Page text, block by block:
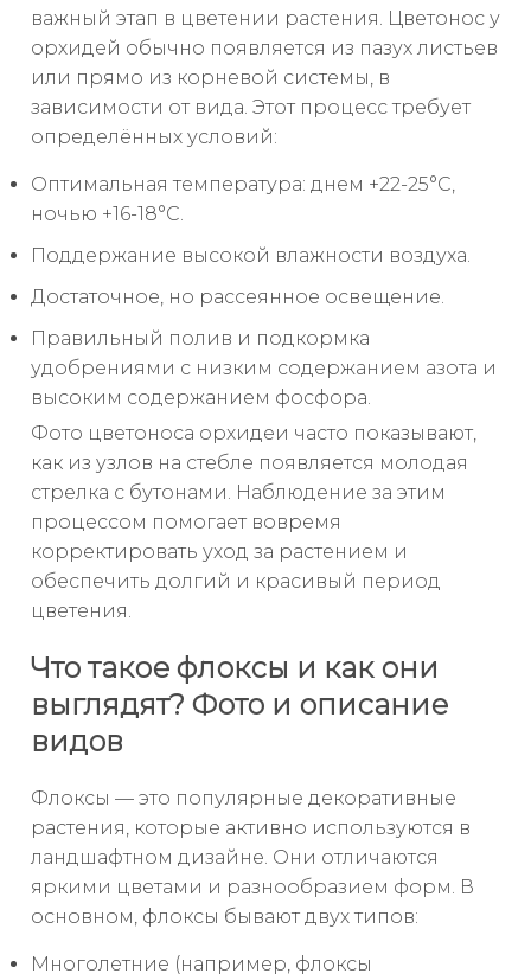
важный этап в цветении растения. Цветонос у
орхидей обычно появляется из пазух листьев
или прямо из корневой системы, в
зависимости от вида. Этот процесс требует
определённых условий:
Оптимальная температура: днем +22-25°C,
ночью +16-18°C.
Поддержание высокой влажности воздуха.
Достаточное, но рассеянное освещение.
Правильный полив и подкормка
удобрениями с низким содержанием азота и
высоким содержанием фосфора.
Фото цветоноса орхидеи часто показывают,
как из узлов на стебле появляется молодая
стрелка с бутонами. Наблюдение за этим
процессом помогает вовремя
корректировать уход за растением и
обеспечить долгий и красивый период
цветения.
Что такое флоксы и как они
выглядят? Фото и описание
видов
Флоксы — это популярные декоративные
растения, которые активно используются в
ландшафтном дизайне. Они отличаются
яркими цветами и разнообразием форм. В
основном, флоксы бывают двух типов:
Многолетние (например, флоксы